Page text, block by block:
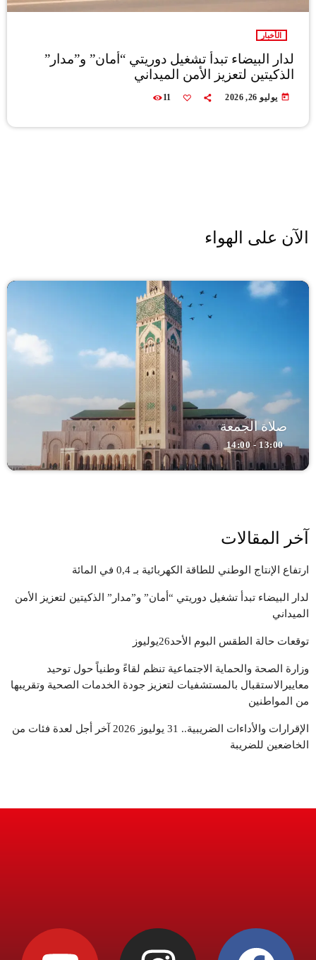
الأخبار
لدار البيضاء تبدأ تشغيل دوريتي “أمان” و”مدار”
الذكيتين لتعزيز الأمن الميداني
today يوليو 26, 2026 11
الآن على الهواء
صلاة الجمعة
13:00 - 14:00
آخر المقالات
ارتفاع الإنتاج الوطني للطاقة الكهربائية بـ 0,4 في المائة
لدار البيضاء تبدأ تشغيل دوريتي “أمان” و”مدار” الذكيتين لتعزيز الأمن
الميداني
توقعات حالة الطقس البوم الأحد26يوليوز
وزارة الصحة والحماية الاجتماعية تنظم لقاءً وطنياً حول توحيد
معاييرالاستقبال بالمستشفيات لتعزيز جودة الخدمات الصحية وتقريبها
من المواطنين
الإقرارات والأداءات الضريبية.. 31 يوليوز 2026 آخر أجل لعدة فئات من
الخاضعين للضريبة